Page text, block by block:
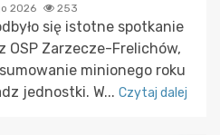
2026 253
się istotne spotkanie
OSP Zarzecze-Frelichów,
minionego roku
jednostki. W... Czytaj dalej